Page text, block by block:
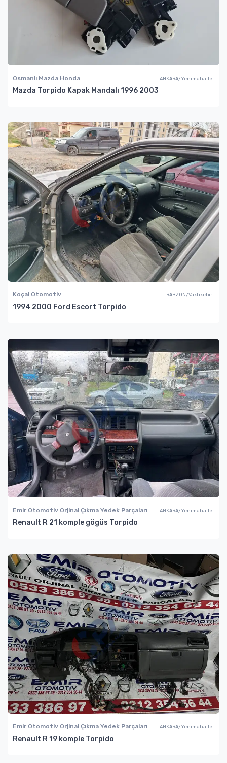
Osmanlı Mazda Honda ANKARA/Yenimahalle
Mazda Torpido Kapak Mandalı 1996 2003
Koçal Otomotiv TRABZON/Vakfıkebir
1994 2000 Ford Escort Torpido
Emir Otomotiv Orjinal Çıkma Yedek Parçaları ANKARA/Yenimahalle
Renault R 21 komple gögüs Torpido
Emir Otomotiv Orjinal Çıkma Yedek Parçaları ANKARA/Yenimahalle
Renault R 19 komple Torpido